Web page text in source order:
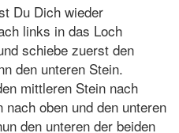
Du Dich wieder
links in das Loch
schiebe zuerst den
den unteren Stein.
mittleren Stein nach
oben und den unteren
den unteren der beiden